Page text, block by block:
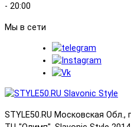
- 20:00
Мы в сети
STYLE50.RU Московская Обл.,